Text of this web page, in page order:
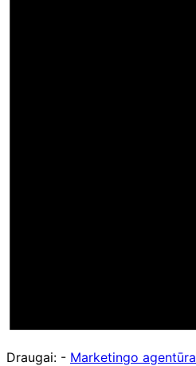
Draugai: - Marketingo agentūra